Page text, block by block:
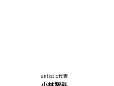
antistic代表